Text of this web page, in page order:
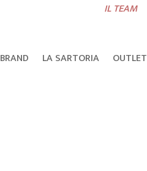
IL TEAM
BRAND LA SARTORIA OUTLET